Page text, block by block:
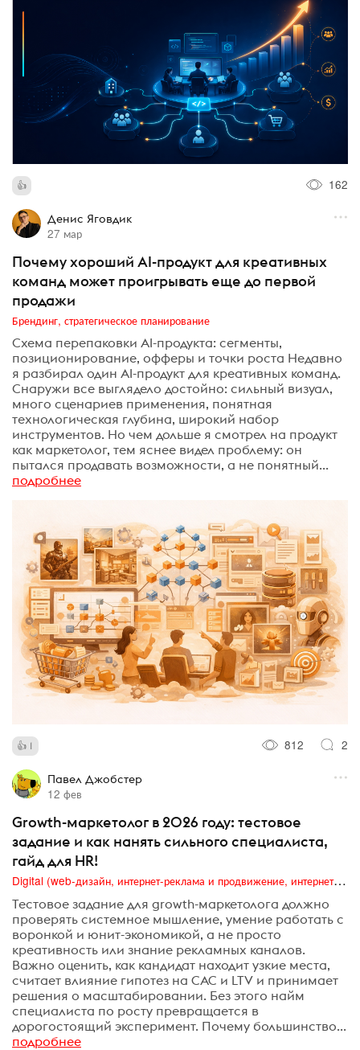
162
Денис Яговдик
27 мар
Почему хороший AI-продукт для креативных
команд может проигрывать еще до первой
продажи
Брендинг, стратегическое планирование
Схема перепаковки AI-продукта: сегменты,
позиционирование, офферы и точки роста Недавно
я разбирал один AI-продукт для креативных команд.
Снаружи все выглядело достойно: сильный визуал,
много сценариев применения, понятная
технологическая глубина, широкий набор
инструментов. Но чем дольше я смотрел на продукт
как маркетолог, тем яснее видел проблему: он
пытался продавать возможности, а не понятный...
подробнее
1 812 2
Павел Джобстер
12 фев
Growth-маркетолог в 2026 году: тестовое
задание и как нанять сильного специалиста,
гайд для HR!
Digital (web-дизайн, интернет-реклама и продвижение, интернет-сообщества и блоги, интернет-коммуникации, мобильный маркетинг, реклама на цифровых экранах)
Тестовое задание для growth-маркетолога должно
проверять системное мышление, умение работать с
воронкой и юнит-экономикой, а не просто
креативность или знание рекламных каналов.
Важно оценить, как кандидат находит узкие места,
считает влияние гипотез на CAC и LTV и принимает
решения о масштабировании. Без этого найм
специалиста по росту превращается в
дорогостоящий эксперимент. Почему большинство...
подробнее